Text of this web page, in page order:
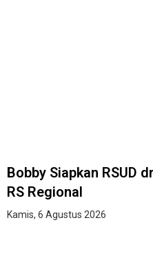
Bobby Siapkan RSUD
RS Regional
Kamis, 6 Agustus 2026